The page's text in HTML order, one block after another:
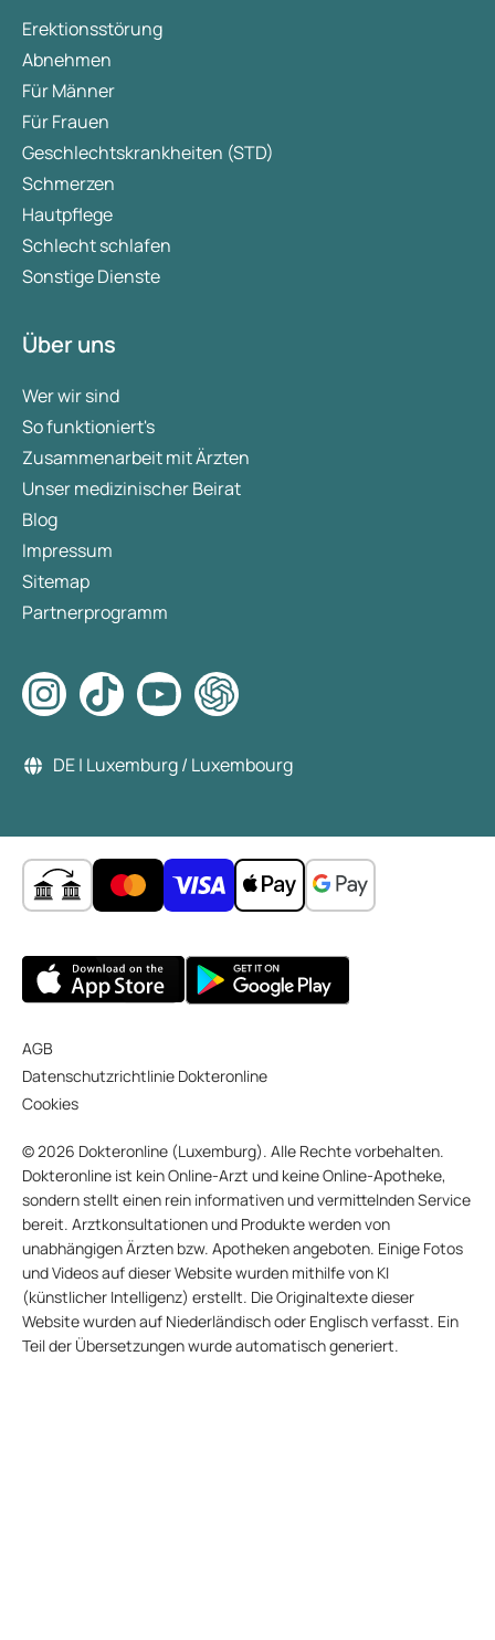
Erektionsstörung
Abnehmen
Für Männer
Für Frauen
Geschlechtskrankheiten (STD)
Schmerzen
Hautpflege
Schlecht schlafen
Sonstige Dienste
Über uns
Wer wir sind
So funktioniert's
Zusammenarbeit mit Ärzten
Unser medizinischer Beirat
Blog
Impressum
Sitemap
Partnerprogramm
DE | Luxemburg / Luxembourg
AGB
Datenschutzrichtlinie Dokteronline
Cookies
© 2026 Dokteronline (Luxemburg). Alle Rechte vorbehalten.
Dokteronline ist kein Online-Arzt und keine Online-Apotheke,
sondern stellt einen rein informativen und vermittelnden Service
bereit. Arztkonsultationen und Produkte werden von
unabhängigen Ärzten bzw. Apotheken angeboten. Einige Fotos
und Videos auf dieser Website wurden mithilfe von KI
(künstlicher Intelligenz) erstellt. Die Originaltexte dieser
Website wurden auf Niederländisch oder Englisch verfasst. Ein
Teil der Übersetzungen wurde automatisch generiert.